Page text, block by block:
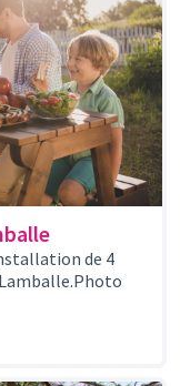
de 4